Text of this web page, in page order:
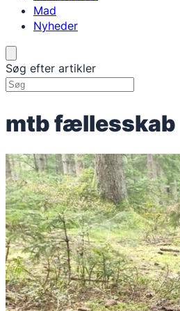
Mad
Nyheder
Søg efter artikler
mtb fællesskab